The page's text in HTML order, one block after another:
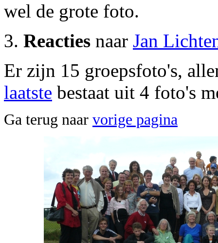
wel de grote foto.
3. Reacties naar Jan
Er zijn 15 groepsfoto's,
laatste bestaat uit 4 foto's
Ga terug naar vorige pagina